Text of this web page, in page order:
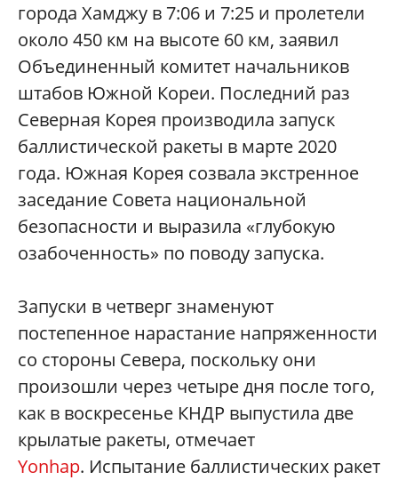
города Хамджу в 7:06 и 7:25 и пролетели
около 450 км на высоте 60 км, заявил
Объединенный комитет начальников
штабов Южной Кореи. Последний раз
Северная Корея производила запуск
баллистической ракеты в марте 2020
года. Южная Корея созвала экстренное
заседание Совета национальной
безопасности и выразила «глубокую
озабоченность» по поводу запуска.
Запуски в четверг знаменуют
постепенное нарастание напряженности
со стороны Севера, поскольку они
произошли через четыре дня после того,
как в воскресенье КНДР выпустила две
крылатые ракеты, отмечает
Yonhap. Испытание баллистических ракет